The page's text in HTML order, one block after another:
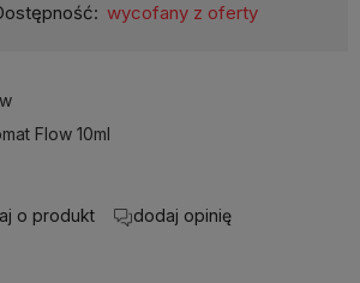
wycofany z oferty
Flow 10ml
o produkt dodaj opinię